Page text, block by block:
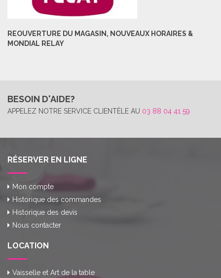
REOUVERTURE DU MAGASIN, NOUVEAUX HORAIRES &
MONDIAL RELAY
BESOIN D'AIDE?
APPELEZ NOTRE SERVICE CLIENTÈLE AU 03 88 04 41 59
RÉSERVER EN LIGNE
Mon compte
Historique des commandes
Historique des devis
Nous contacter
LOCATION
Vaisselle et Art de la table